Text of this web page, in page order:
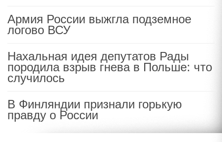
Армия России выжгла подземное
логово ВСУ
Нахальная идея депутатов Рады
породила взрыв гнева в Польше: что
случилось
В Финляндии признали горькую
правду о России